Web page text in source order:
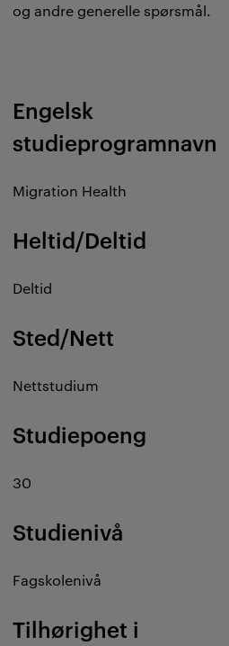
og andre generelle spørsmål.
Engelsk
studieprogramnavn
Migration Health
Heltid/Deltid
Deltid
Sted/Nett
Nettstudium
Studiepoeng
30
Studienivå
Fagskolenivå
Tilhørighet i